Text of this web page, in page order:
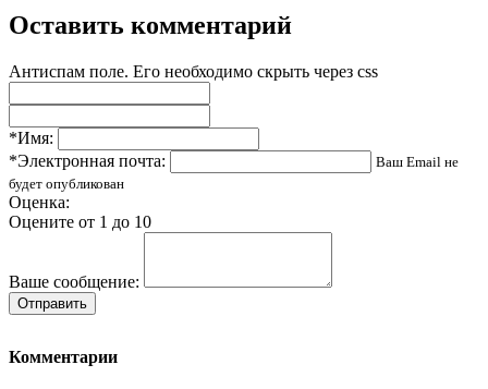
Оставить комментарий
Антиспам поле. Его необходимо скрыть через css
*Имя:
*Электронная почта:
Ваш Email не
будет опубликован
Оценка:
Оцените от 1 до 10
Ваше сообщение:
Отправить
Комментарии